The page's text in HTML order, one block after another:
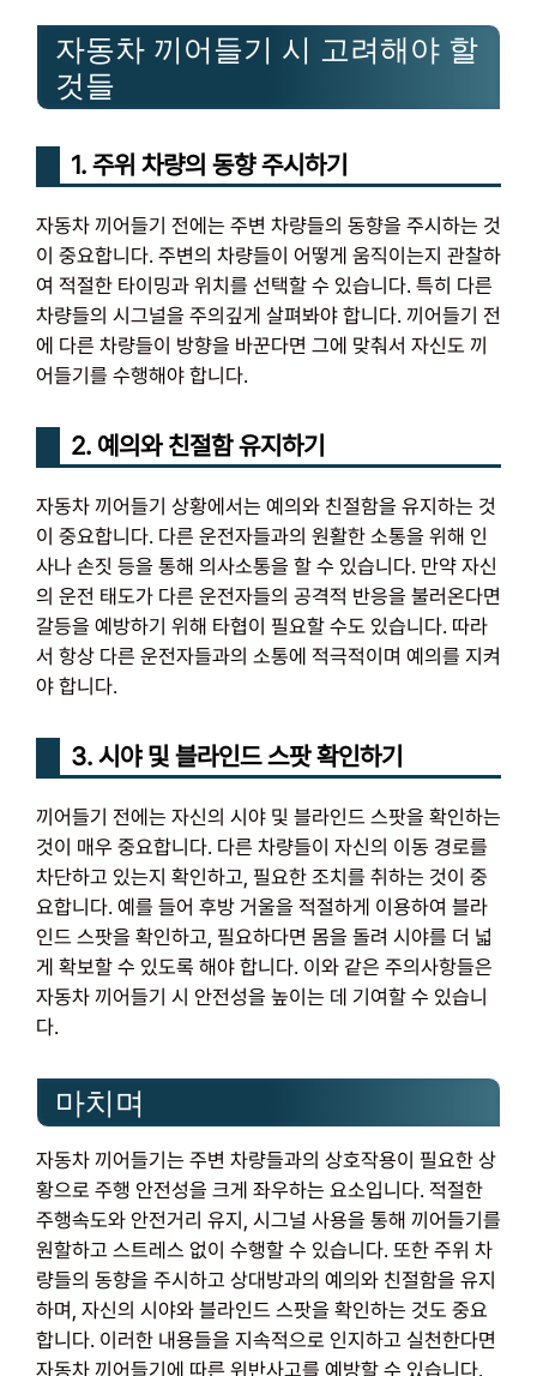
자동차 끼어들기 시 고려해야 할
것들
1. 주위 차량의 동향 주시하기
자동차 끼어들기 전에는 주변 차량들의 동향을 주시하는 것
이 중요합니다. 주변의 차량들이 어떻게 움직이는지 관찰하
여 적절한 타이밍과 위치를 선택할 수 있습니다. 특히 다른
차량들의 시그널을 주의깊게 살펴봐야 합니다. 끼어들기 전
에 다른 차량들이 방향을 바꾼다면 그에 맞춰서 자신도 끼
어들기를 수행해야 합니다.
2. 예의와 친절함 유지하기
자동차 끼어들기 상황에서는 예의와 친절함을 유지하는 것
이 중요합니다. 다른 운전자들과의 원활한 소통을 위해 인
사나 손짓 등을 통해 의사소통을 할 수 있습니다. 만약 자신
의 운전 태도가 다른 운전자들의 공격적 반응을 불러온다면
갈등을 예방하기 위해 타협이 필요할 수도 있습니다. 따라
서 항상 다른 운전자들과의 소통에 적극적이며 예의를 지켜
야 합니다.
3. 시야 및 블라인드 스팟 확인하기
끼어들기 전에는 자신의 시야 및 블라인드 스팟을 확인하는
것이 매우 중요합니다. 다른 차량들이 자신의 이동 경로를
차단하고 있는지 확인하고, 필요한 조치를 취하는 것이 중
요합니다. 예를 들어 후방 거울을 적절하게 이용하여 블라
인드 스팟을 확인하고, 필요하다면 몸을 돌려 시야를 더 넓
게 확보할 수 있도록 해야 합니다. 이와 같은 주의사항들은
자동차 끼어들기 시 안전성을 높이는 데 기여할 수 있습니
다.
마치며
자동차 끼어들기는 주변 차량들과의 상호작용이 필요한 상
황으로 주행 안전성을 크게 좌우하는 요소입니다. 적절한
주행속도와 안전거리 유지, 시그널 사용을 통해 끼어들기를
원할하고 스트레스 없이 수행할 수 있습니다. 또한 주위 차
량들의 동향을 주시하고 상대방과의 예의와 친절함을 유지
하며, 자신의 시야와 블라인드 스팟을 확인하는 것도 중요
합니다. 이러한 내용들을 지속적으로 인지하고 실천한다면
자동차 끼어들기에 따른 위반사고를 예방할 수 있습니다.